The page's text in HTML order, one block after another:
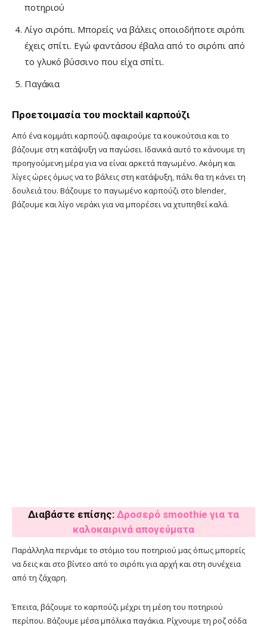
ποτηριού
Λίγο σιρόπι. Μπορείς να βάλεις οποιοδήποτε σιρόπι
έχεις σπίτι. Εγώ φαντάσου έβαλα από το σιρόπι από
το γλυκό βύσσινο που είχα σπίτι.
Παγάκια
Προετοιμασία του mocktail καρπούζι
Από ένα κομμάτι καρπούζι αφαιρούμε τα κουκούτσια και το
βάζουμε στη κατάψυξη να παγώσει. Ιδανικά αυτό το κάνουμε τη
προηγούμενη μέρα για να είναι αρκετά παγωμένο. Ακόμη και
λίγες ώρες όμως να το βάλεις στη κατάψυξη, πάλι θα τη κάνει τη
δουλειά του. Βάζουμε το παγωμένο καρπούζι στο blender,
βάζουμε και λίγο νεράκι για να μπορέσει να χτυπηθεί καλά.
Διαβάστε επίσης: Δροσερό smoothie για τα
καλοκαιρινά απογεύματα
Παράλληλα περνάμε το στόμιο του ποτηριού μας όπως μπορείς
να δεις και στο βίντεο από το σιρόπι για αρχή και στη συνέχεια
από τη ζάχαρη.
Έπειτα, βάζουμε το καρπούζι μέχρι τη μέση του ποτηριού
περίπου. Βάζουμε μέσα μπόλικα παγάκια. Ρίχνουμε τη ροζ σόδα